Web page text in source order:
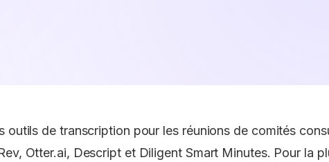
outils de transcription pour les réunions de comités
Otter.ai, Descript et Diligent Smart Minutes. Pour la